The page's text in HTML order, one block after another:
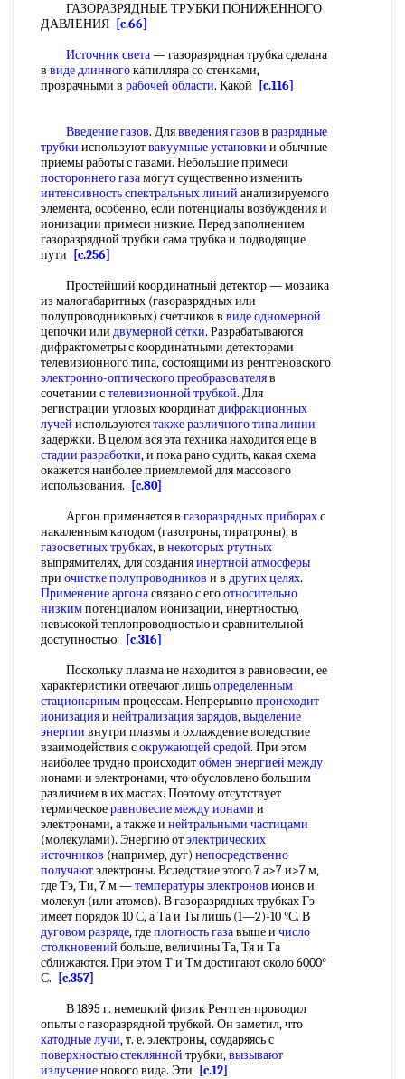
ГАЗОРАЗРЯДНЫЕ ТРУБКИ ПОНИЖЕННОГО
ДАВЛЕНИЯ [c.66]
Источник света— газоразрядная трубка сделана
в виде длинногокапилляра со стенками,
прозрачными в рабочей области. Какой [c.116]
Введение газов. Длявведения газов в разрядные
трубки используютвакуумные установки и обычные
приемы работы с газами. Небольшие примеси
постороннего газамогут существенно изменить
интенсивность спектральных линий анализируемого
элемента, особенно, если потенциалы возбуждения и
ионизации примеси низкие. Перед заполнением
газоразрядной трубки сама трубка и подводящие
пути
[c.256]
Простейший координатный детектор — мозаика
из малогабаритных (газоразрядных или
полупроводниковых) счетчиков в виде одномерной
цепочки или двумерной сетки. Разрабатываются
дифрактометры с координатными детекторами
телевизионного типа, состоящими из рентгеновского
электронно-оптического преобразователяв
сочетании стелевизионной трубкой. Для
регистрации угловых координатдифракционных
лучей используютсятакже различноготипа линии
задержки. В целом вся эта техника находится еще в
стадии разработки, и пока рано судить, какая схема
окажется наиболее приемлемой для массового
использования.
[c.80]
Аргон применяется в газоразрядных приборахс
накаленным катодом (газотроны, тиратроны), в
газосветных трубках, в некоторых ртутных
выпрямителях, для созданияинертной атмосферы
при очистке полупроводников и в других целях.
Применение аргонасвязано с егоотносительно
низкимпотенциалом ионизации, инертностью,
невысокой теплопроводностью и сравнительной
доступностью.
[c.316]
Поскольку плазма не находится в равновесии, ее
характеристики отвечают лишьопределенным
стационарнымпроцессам. Непрерывнопроисходит
ионизацияи нейтрализация зарядов,выделение
энергии внутри плазмы и охлаждение вследствие
взаимодействия сокружающей средой. При этом
наиболее трудно происходитобмен энергией между
ионами и электронами, что обусловлено большим
различием в их массах. Поэтому отсутствует
термическоеравновесие между ионами и
электронами, а также и нейтральными частицами
(молекулами). Энергию отэлектрических
источников (например, дуг) непосредственно
получаютэлектроны. Вследствие этого 7 а>7 и>7 м,
где Тэ, Ти, 7 м —температуры электронов ионов и
молекул (или атомов). В газоразрядных трубках Гэ
имеет порядок 10 С, а Та и Ты лишь (1—2)-10 °С. В
дуговом разряде, гдеплотность газавыше и число
столкновений больше, величины Та, Тя и Та
сближаются. При этом Т и Тм достигают около 6000°
С.
[c.357]
В 1895 г. немецкий физик Рентген проводил
опыты с газоразрядной трубкой. Он заметил, что
катодные лучи, т. е. электроны, соударяясь с
поверхностью стеклянной трубки,вызывают
излучениенового вида. Эти [c.12]